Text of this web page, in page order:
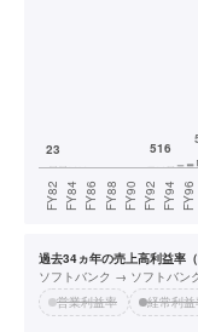
過去34ヵ年の売上高利益率
ソフトバンク → ソフトバン
営業利益率
経常利